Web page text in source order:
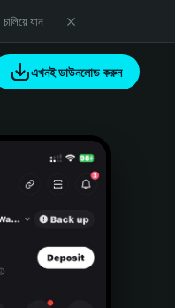
যান
এখনই ডাউনলোড করুন